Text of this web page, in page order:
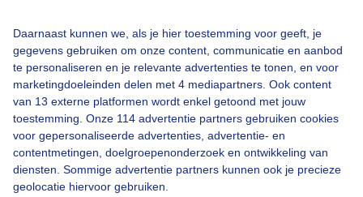
Daarnaast kunnen we, als je hier toestemming voor geeft, je
gegevens gebruiken om onze content, communicatie en aanbod
te personaliseren en je relevante advertenties te tonen, en voor
marketingdoeleinden delen met 4 mediapartners. Ook content
van 13 externe platformen wordt enkel getoond met jouw
toestemming. Onze 114 advertentie partners gebruiken cookies
voor gepersonaliseerde advertenties, advertentie- en
contentmetingen, doelgroepenonderzoek en ontwikkeling van
diensten. Sommige advertentie partners kunnen ook je precieze
geolocatie hiervoor gebruiken.
Een moment geduld aub...